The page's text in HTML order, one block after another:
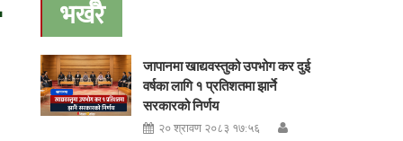
भर्खरै
जापानमा खाद्यवस्तुको उपभोग कर दुई
वर्षका लागि १ प्रतिशतमा झार्ने
सरकारको निर्णय
२० श्रावण २०८३ १७:५६